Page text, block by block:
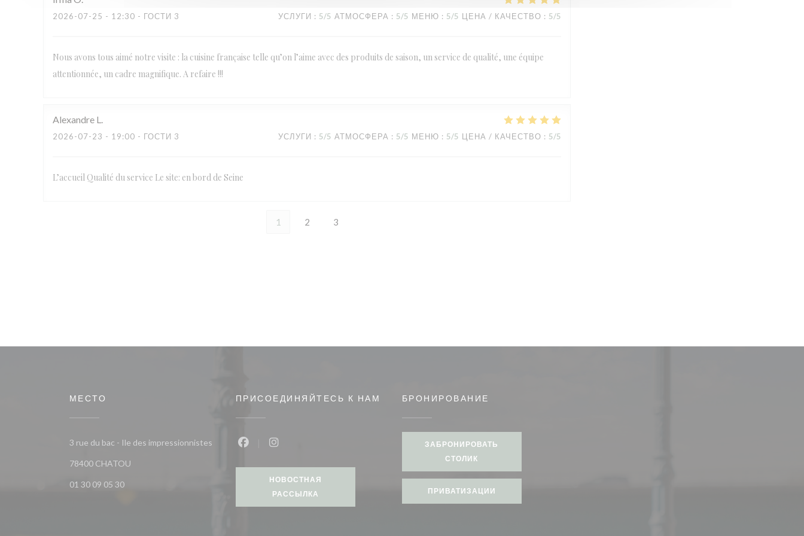
2026-07-25 - 12:30 - ГОСТИ 3 УСЛУГИ : 5/5 АТМОСФЕРА : 5/5 МЕНЮ : 5/5 ЦЕНА / КАЧЕСТВО : 5/5
Nous avons tous aimé notre visite : la cuisine française telle qu’on l’aime avec des produits de saison, un service de qualité, une équipe
attentionnée, un cadre magnifique. A refaire !!!
Alexandre L
2026-07-23 - 19:00 - ГОСТИ 3 УСЛУГИ : 5/5 АТМОСФЕРА : 5/5 МЕНЮ : 5/5 ЦЕНА / КАЧЕСТВО : 5/5
L’accueil Qualité du service Le site: en bord de Seine
1 2 3
МЕСТО
3 rue du bac - Ile des impressionnistes
78400 CHATOU((открывается в новом окне))
01 30 09 05 30
ПРИСОЕДИНЯЙТЕСЬ К НАМ
Instagram ((открывается в новом окне))
НОВОСТНАЯ
РАССЫЛКА
БРОНИРОВАНИЕ
ЗАБРОНИРОВАТЬ
СТОЛИК
ПРИВАТИЗАЦИИ